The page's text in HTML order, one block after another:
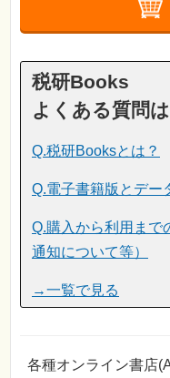
税研Books
よくある質問
Q.税研Booksとは？
Q.電子書籍版とデー
Q.購入から利用まで
通知について等）
→一覧で見る
各種オンライン書店